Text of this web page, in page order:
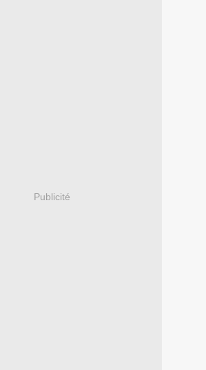
Publicité